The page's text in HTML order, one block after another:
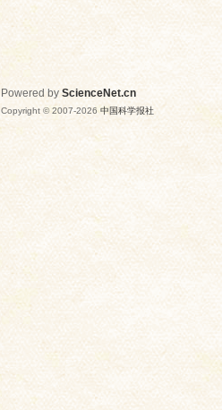
Powered by ScienceNet.cn
Copyright © 2007-2026中国科学报社